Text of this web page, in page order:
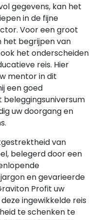
gegevens, kan het
in de fijne
Voor een groot
het begrijpen van
het onderscheiden
reis. Hier
mentor in dit
een goed
uw doorgang en
van
belegerd door een
en gevarieerde
Profit uw
ingewikkelde reis
te schenken te